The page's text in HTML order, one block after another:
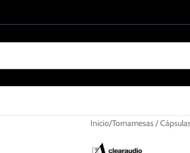
Inicio Tornamesas /